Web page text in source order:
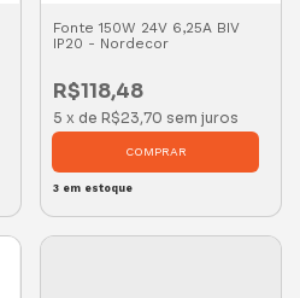
Fonte 150W 24V 6,25A BIV
IP20 - Nordecor
R$118,48
5 x de R$23,70 sem juros
3em estoque